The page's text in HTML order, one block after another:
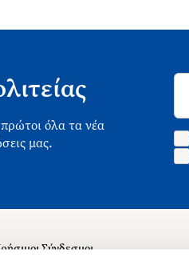
όλα τα νέα
μας.
Σύνδεσμοι